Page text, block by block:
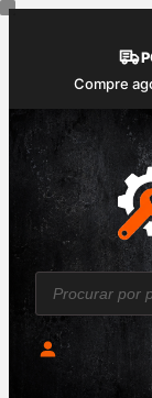
Saltar
conteúdo
Compre
P
o
u